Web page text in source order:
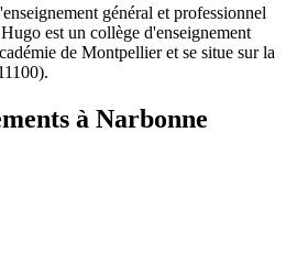
général et professionnel
est un collège d'enseignement
de Montpellier et se situe sur la
à Narbonne